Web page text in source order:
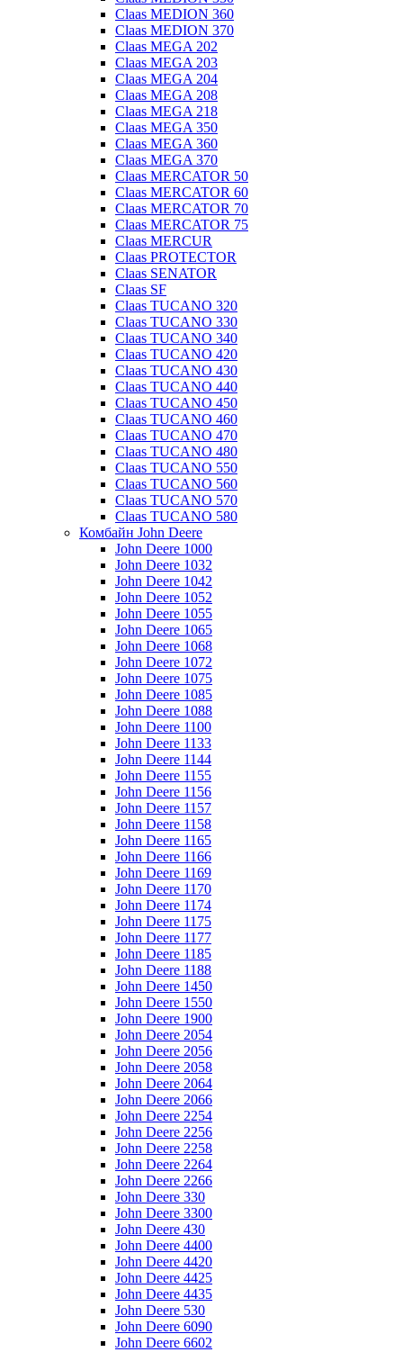
Claas MEDION 360
Claas MEDION 370
Claas MEGA 202
Claas MEGA 203
Claas MEGA 204
Claas MEGA 208
Claas MEGA 218
Claas MEGA 350
Claas MEGA 360
Claas MEGA 370
Claas MERCATOR 50
Claas MERCATOR 60
Claas MERCATOR 70
Claas MERCATOR 75
Claas MERCUR
Claas PROTECTOR
Claas SENATOR
Claas SF
Claas TUCANO 320
Claas TUCANO 330
Claas TUCANO 340
Claas TUCANO 420
Claas TUCANO 430
Claas TUCANO 440
Claas TUCANO 450
Claas TUCANO 460
Claas TUCANO 470
Claas TUCANO 480
Claas TUCANO 550
Claas TUCANO 560
Claas TUCANO 570
Claas TUCANO 580
Комбайн John Deere
John Deere 1000
John Deere 1032
John Deere 1042
John Deere 1052
John Deere 1055
John Deere 1065
John Deere 1068
John Deere 1072
John Deere 1075
John Deere 1085
John Deere 1088
John Deere 1100
John Deere 1133
John Deere 1144
John Deere 1155
John Deere 1156
John Deere 1157
John Deere 1158
John Deere 1165
John Deere 1166
John Deere 1169
John Deere 1170
John Deere 1174
John Deere 1175
John Deere 1177
John Deere 1185
John Deere 1188
John Deere 1450
John Deere 1550
John Deere 1900
John Deere 2054
John Deere 2056
John Deere 2058
John Deere 2064
John Deere 2066
John Deere 2254
John Deere 2256
John Deere 2258
John Deere 2264
John Deere 2266
John Deere 330
John Deere 3300
John Deere 430
John Deere 4400
John Deere 4420
John Deere 4425
John Deere 4435
John Deere 530
John Deere 6090
John Deere 6602